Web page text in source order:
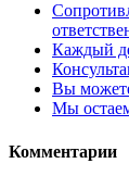
Каждый
Вы
Мы
Комментарии